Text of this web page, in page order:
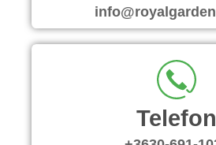
Telefon